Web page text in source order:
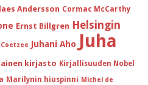
Andersson Cormac McCarthy
Ernst Billgren Helsingin
Coetzee Juhani Aho Juha
kirjasto Kirjallisuuden Nobel
Marilynin hiuspinni Michel de